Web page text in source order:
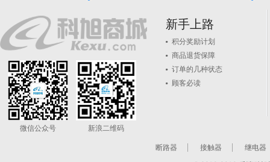
微信公众号 新浪二维码
新手上路
积分奖励计划
商品退货保障
订单的几种状态
顾客必读
断路器 接触器 继电器